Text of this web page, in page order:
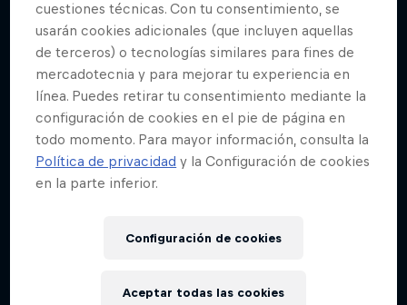
cuestiones técnicas. Con tu consentimiento, se
usarán cookies adicionales (que incluyen aquellas
de terceros) o tecnologías similares para fines de
mercadotecnia y para mejorar tu experiencia en
línea. Puedes retirar tu consentimiento mediante la
configuración de cookies en el pie de página en
todo momento. Para mayor información, consulta la
Política de privacidad y la Configuración de cookies
en la parte inferior.
Configuración de cookies
Aceptar todas las cookies